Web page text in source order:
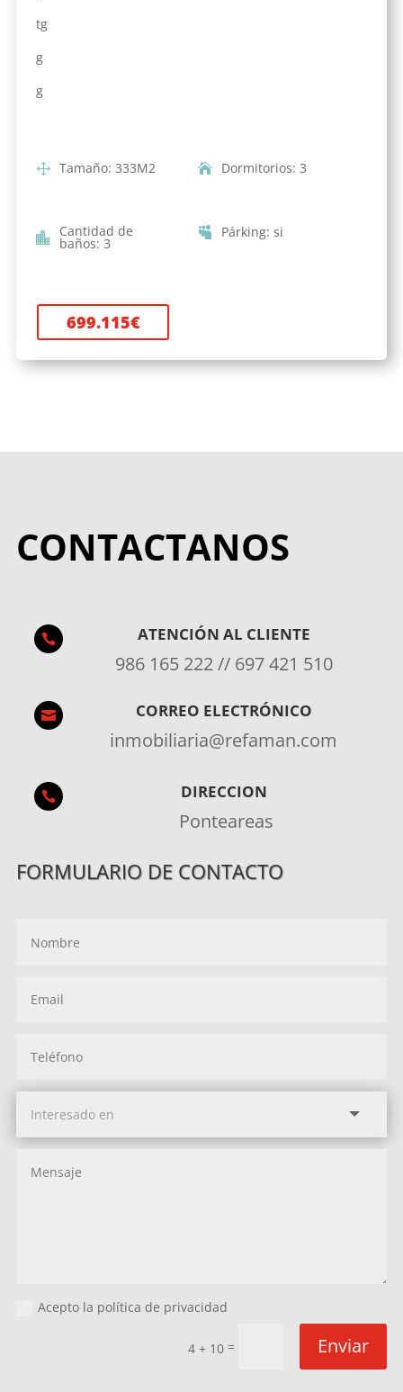
tg
g
g
Tamaño: 333M2 Dormitorios: 3
Cantidad de
baños: 3
Párking: si
699.115€
CONTACTANOS
 ATENCIÓN AL CLIENTE
986 165 222 // 697 421 510
 CORREO ELECTRÓNICO
inmobiliaria@refaman.com
 DIRECCION
Ponteareas
FORMULARIO DE CONTACTO
Acepto la política de privacidad
4 + 10 = Enviar